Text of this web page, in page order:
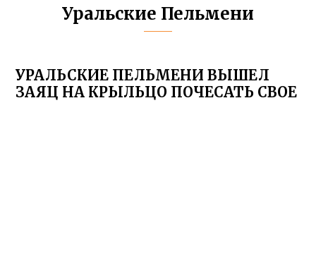
Уральские Пельмени
УРАЛЬСКИЕ ПЕЛЬМЕНИ ВЫШЕЛ
ЗАЯЦ НА КРЫЛЬЦО ПОЧЕСАТЬ СВОЕ